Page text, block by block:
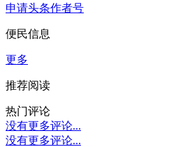
申请头条作者号
便民信息
更多
推荐阅读
热门评论
没有更多评论...
没有更多评论...